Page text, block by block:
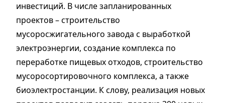
инвестиций. В числе запланированных
проектов – строительство
мусоросжигательного завода с выработкой
электроэнергии, создание комплекса по
переработке пищевых отходов, строительство
мусоросортировочного комплекса, а также
биоэлектростанции. К слову, реализация новых